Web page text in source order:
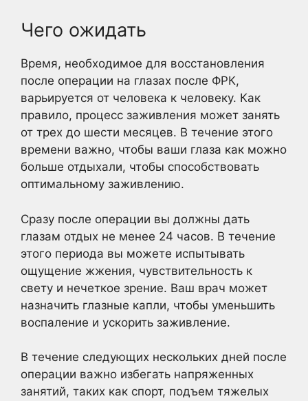
Чего ожидать
Время, необходимое для восстановления
после операции на глазах после ФРК,
варьируется от человека к человеку. Как
правило, процесс заживления может занять
от трех до шести месяцев. В течение этого
времени важно, чтобы ваши глаза как можно
больше отдыхали, чтобы способствовать
оптимальному заживлению.
Сразу после операции вы должны дать
глазам отдых не менее 24 часов. В течение
этого периода вы можете испытывать
ощущение жжения, чувствительность к
свету и нечеткое зрение. Ваш врач может
назначить глазные капли, чтобы уменьшить
воспаление и ускорить заживление.
В течение следующих нескольких дней после
операции важно избегать напряженных
занятий, таких как спорт, подъем тяжелых